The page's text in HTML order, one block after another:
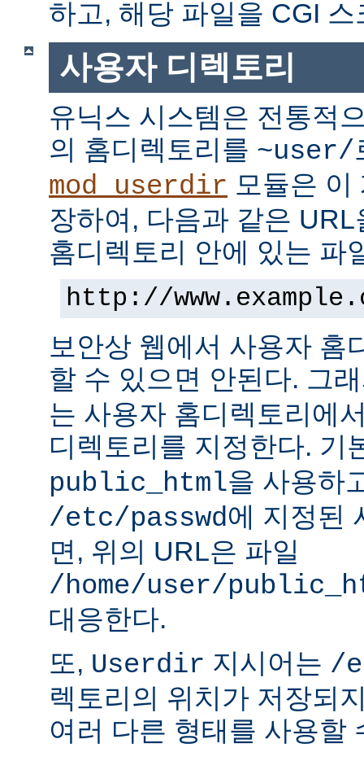
하고, 해당 파일을 CGI
사용자 디렉토리
유닉스 시스템은 전통적
의 홈디렉토리를 ~user/
mod_userdir 모듈은
장하여, 다음과 같은
홈디렉토리 안에 있는 파
http://
보안상 웹에서 사용자 홈
할 수 있으면 안된다. 그
는 사용자 홈디렉토리에
디렉토리를 지정한다. 기
public_html을 사용하
/etc/passwd에 지정된
면, 위의 URL은 파일
/home/user/
대응한다.
또, Userdir 지시어는 /
렉토리의 위치가 저장되
여러 다른 형태를 사용할